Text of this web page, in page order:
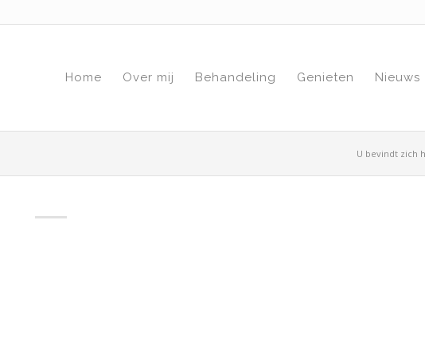
Home Over mij Behandeling Genieten Nieuws
U bevindt zich